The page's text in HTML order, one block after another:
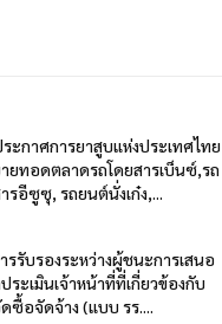
ะกาศการยาสูบแห่งประเทศไทย
ยทอดตลาดรถโดยสารเบ็นซ์,รถ
รอีซูซุ, รถยนต์นั่งเก๋ง,...
รรับรองระหว่างผู้ชนะการเสนอ
ระเมินเจ้าหน้าที่ที่เกี่ยวข้องกับ
ซื้อจัดจ้าง (แบบ รร....